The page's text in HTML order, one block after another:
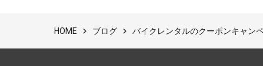
HOME ブログ バイクレンタルのクーポンキャン